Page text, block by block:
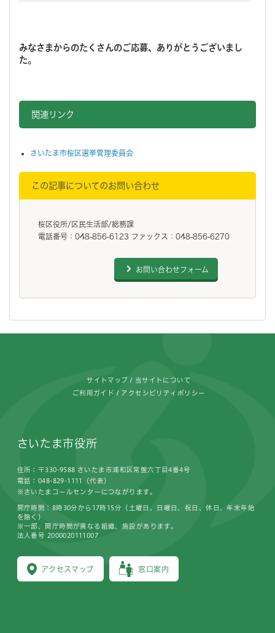
みなさまからのたくさんのご応募、ありがとうございまし
た。
関連リンク
さいたま市桜区選挙管理委員会
この記事についてのお問い合わせ
桜区役所/区民生活部/総務課
電話番号：048-856-6123 ファックス：048-856-6270
お問い合わせフォーム
サイトマップ 当サイトについて
ご利用ガイド アクセシビリティポリシー
さいたま市役所
住所：〒330-9588 さいたま市浦和区常盤六丁目4番4号
電話：048-829-1111（代表）
※さいたまコールセンターにつながります。
アクセスマップ 窓口案内
開庁時間：8時30分から17時15分（土曜日、日曜日、祝日、休日、年末年始
を除く）
※一部、開庁時間が異なる組織、施設があります。
法人番号 2000020111007